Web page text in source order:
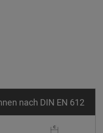
nach DIN EN 612